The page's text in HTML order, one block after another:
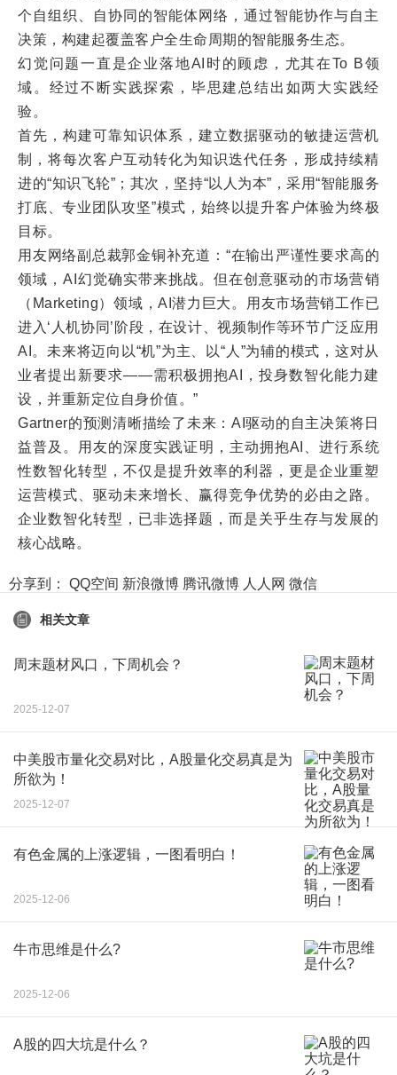
个自组织、自协同的智能体网络，通过智能协作与自主
决策，构建起覆盖客户全生命周期的智能服务生态。
幻觉问题一直是企业落地AI时的顾虑，尤其在To B领
域。经过不断实践探索，毕思建总结出如两大实践经
验。
首先，构建可靠知识体系，建立数据驱动的敏捷运营机
制，将每次客户互动转化为知识迭代任务，形成持续精
进的“知识飞轮”；其次，坚持“以人为本”，采用“智能服务
打底、专业团队攻坚”模式，始终以提升客户体验为终极
目标。
用友网络副总裁郭金铜补充道：“在输出严谨性要求高的
领域，AI幻觉确实带来挑战。但在创意驱动的市场营销
（Marketing）领域，AI潜力巨大。用友市场营销工作已
进入‘人机协同’阶段，在设计、视频制作等环节广泛应用
AI。未来将迈向以“机”为主、以“人”为辅的模式，这对从
业者提出新要求——需积极拥抱AI，投身数智化能力建
设，并重新定位自身价值。”
Gartner的预测清晰描绘了未来：AI驱动的自主决策将日
益普及。用友的深度实践证明，主动拥抱AI、进行系统
性数智化转型，不仅是提升效率的利器，更是企业重塑
运营模式、驱动未来增长、赢得竞争优势的必由之路。
企业数智化转型，已非选择题，而是关乎生存与发展的
核心战略。
分享到： QQ空间 新浪微博 腾讯微博 人人网 微信
相关文章
周末题材风口，下周机会？
2025-12-07
中美股市量化交易对比，A股量化交易真是为
所欲为！
2025-12-07
有色金属的上涨逻辑，一图看明白！
2025-12-06
牛市思维是什么?
2025-12-06
A股的四大坑是什么？